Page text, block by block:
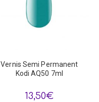
Vernis Semi Permanent
Kodi AQ50 7ml
13,50€